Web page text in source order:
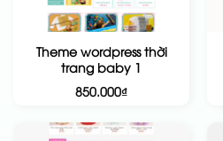
Theme wordpress thời
trang baby 1
850.000₫